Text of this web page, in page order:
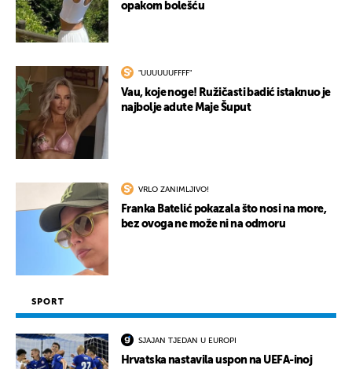
opakom bolešću
"UUUUUUFFFF"
Vau, koje noge! Ružičasti badić istaknuo je
najbolje adute Maje Šuput
VRLO ZANIMLJIVO!
Franka Batelić pokazala što nosi na more,
bez ovoga ne može ni na odmoru
SPORT
SJAJAN TJEDAN U EUROPI
Hrvatska nastavila uspon na UEFA-inoj